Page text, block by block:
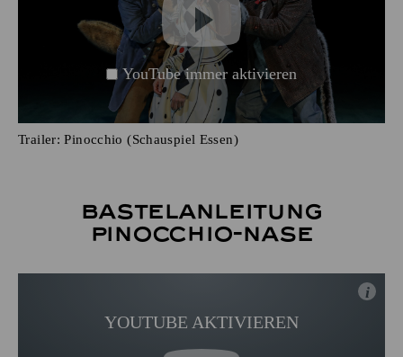
YouTube immer aktivieren
Trailer: Pinocchio (Schauspiel Essen)
Bastelanleitung
Pinocchio-Nase
YOUTUBE AKTIVIEREN
i